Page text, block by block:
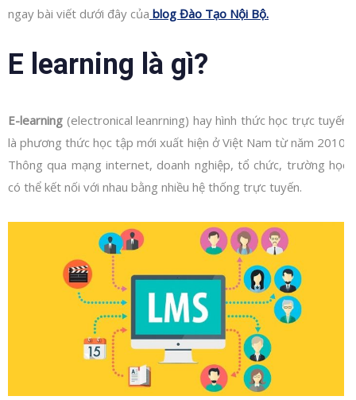
ngay bài viết dưới đây của blog Đào Tạo Nội Bộ.
E learning là gì?
E-learning (electronical leanrning) hay hình thức học trực tuyến
là phương thức học tập mới xuất hiện ở Việt Nam từ năm 2010.
Thông qua mạng internet, doanh nghiệp, tổ chức, trường học
có thể kết nối với nhau bằng nhiều hệ thống trực tuyến.